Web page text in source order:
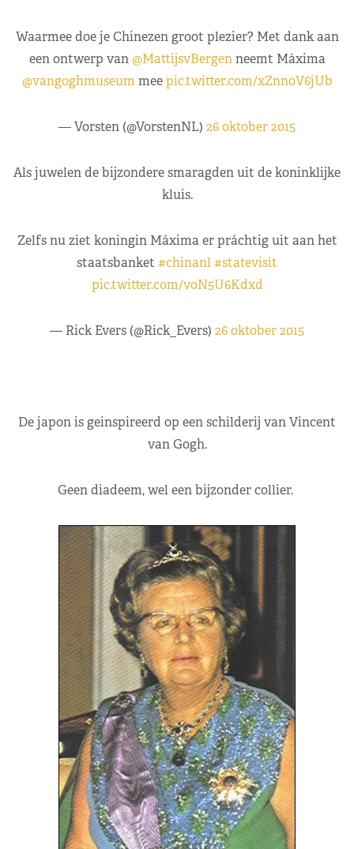
Waarmee doe je Chinezen groot plezier? Met dank aan
een ontwerp van @MattijsvBergenneemt Máxima
@vangoghmuseummeepic.twitter.com/xZnn0V6jUb
— Vorsten (@VorstenNL) 26 oktober 2015
Als juwelen de bijzondere smaragden uit de koninklijke
kluis.
Zelfs nu ziet koningin Máxima er práchtig uit aan het
staatsbanket #chinanl#statevisit
pic.twitter.com/voN5U6Kdxd
— Rick Evers (@Rick_Evers) 26 oktober 2015
De japon is geinspireerd op een schilderij van Vincent
van Gogh.
Geen diadeem, wel een bijzonder collier.